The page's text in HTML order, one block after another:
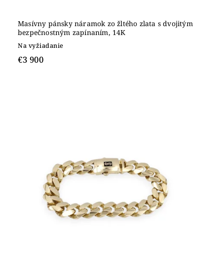
Masívny pánsky náramok zo žltého zlata s dvojitým
bezpečnostným zapínaním, 14K
Na vyžiadanie
€3 900